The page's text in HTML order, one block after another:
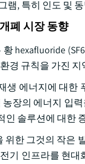
램, 특히 인도 및
폐 시장 동향
hexafluoride
경 규칙을 가진
생 에너지에 대한
장의 에너지 입
인 솔루션에 대한
위한 그것의 작
전기 인프라를 현